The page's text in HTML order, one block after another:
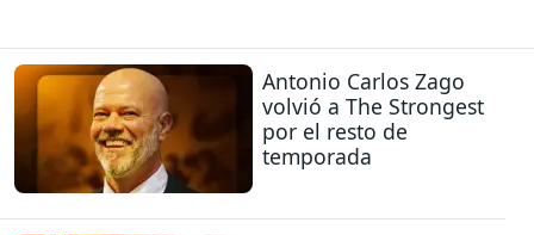
Antonio Carlos Zago
volvió a The Strongest
por el resto de
temporada